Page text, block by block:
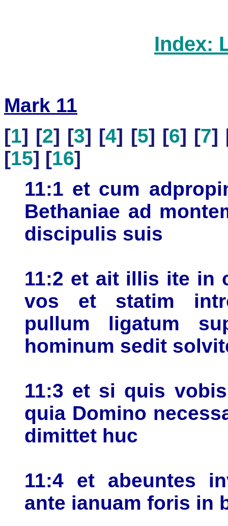
Index:
Mark 11
[1] [2] [3] [4] [5] [6] [7]
[15] [16]
11:1 et cum
Bethaniae ad
discipulis suis
11:2 et ait illis ite in
vos et statim
pullum ligatum
hominum sedit
11:3 et si quis
quia Domino
dimittet huc
11:4 et abeuntes
ante ianuam foris in